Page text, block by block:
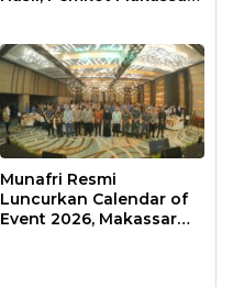
Munafri Resmi
Luncurkan Calendar of
Event 2026, Makassar